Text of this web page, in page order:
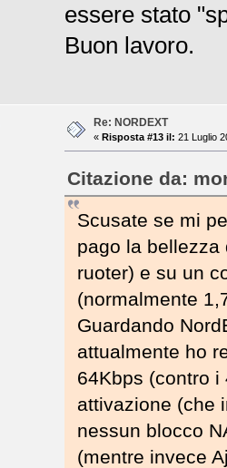
essere stato
Buon lavoro.
Re: NORDEXT
« Risposta #13 il: 21 Luglio
Citazione da:
Scusate se mi
pago la bellezza
ruoter) e su un
(normalmente
Guardando
attualmente ho
64Kbps (contro
attivazione (che
nessun blocco
(mentre invece